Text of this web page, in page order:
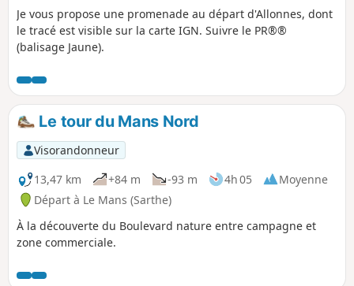
Je vous propose une promenade au départ d'Allonnes, dont
le tracé est visible sur la carte IGN. Suivre le PR®®
(balisage Jaune).
Le tour du Mans Nord
Visorandonneur
13,47 km
+84 m -93 m 4h 05
Moyenne
Départ à Le Mans (Sarthe)
À la découverte du Boulevard nature entre campagne et
zone commerciale.